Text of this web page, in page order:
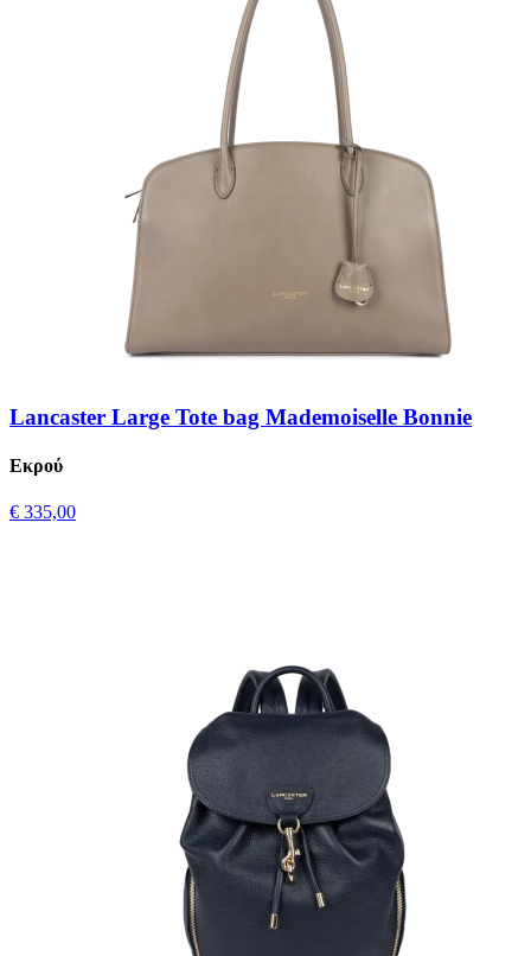
Lancaster Large Tote bag Mademoiselle Bonnie
Εκρού
€ 335,00